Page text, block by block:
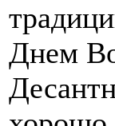
Днем